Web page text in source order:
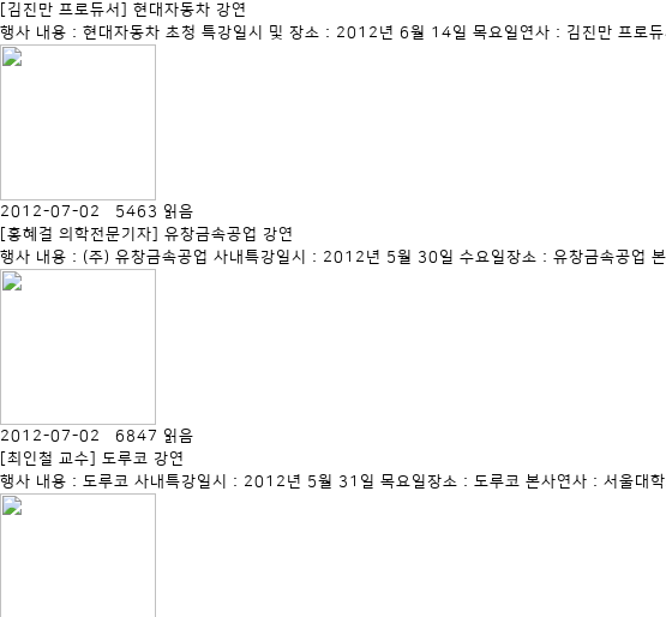
[김진만 프로듀서] 현대자동차 강연
행사 내용 : 현대자동차 초청 특강일시 및 장소 : 2012년 6월 14일 목요일연사 : 김진만 프로
2012-07-02 5463 읽음
[홍혜걸 의학전문기자] 유창금속공업 강연
행사 내용 : (주) 유창금속공업 사내특강일시 : 2012년 5월 30일 수요일장소 : 유창금속공업
2012-07-02 6847 읽음
[최인철 교수] 도루코 강연
행사 내용 : 도루코 사내특강일시 : 2012년 5월 31일 목요일장소 : 도루코 본사연사 :